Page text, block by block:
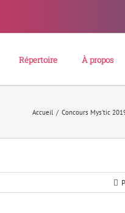
Répertoire À propos
Accueil / Concours Mys’tic